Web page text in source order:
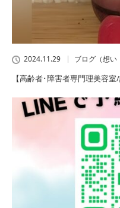
2024.11.29 ブログ（想い
【高齢者･障害者専門理美容室